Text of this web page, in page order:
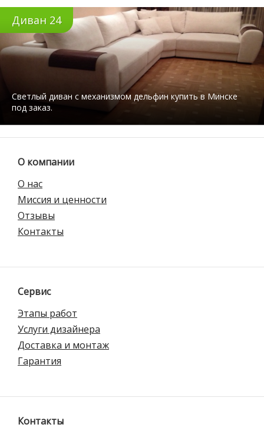
Диван 24
Светлый диван с механизмом дельфин купить в Минске
под заказ.
О компании
О нас
Миссия и ценности
Отзывы
Контакты
Сервис
Этапы работ
Услуги дизайнера
Доставка и монтаж
Гарантия
Контакты